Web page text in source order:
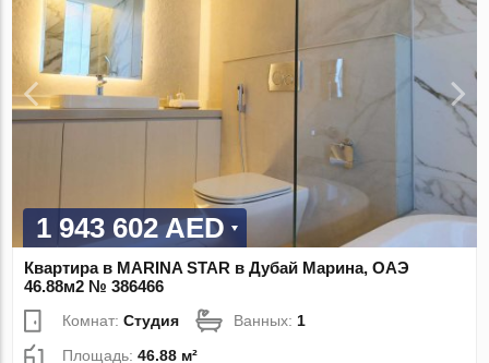
1 943 602 AED
Квартира в MARINA STAR в Дубай Марина, ОАЭ
46.88м2 № 386466
Комнат:Студия Ванных: 1
Площадь:46.88 м²